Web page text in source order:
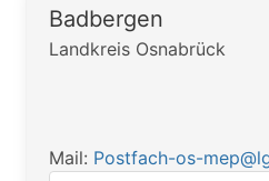
Badbergen
Landkreis Osnabrück
Mail: Postfach-os-